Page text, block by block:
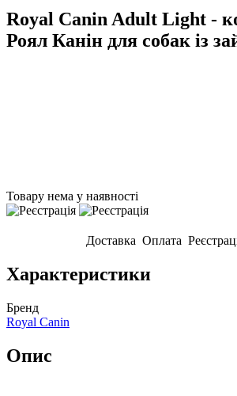
Royal Canin Adult Light -
Роял Канін для собак із
Товару нема у наявності
Доставка Оплата
Характеристики
Бренд
Royal Canin
Опис